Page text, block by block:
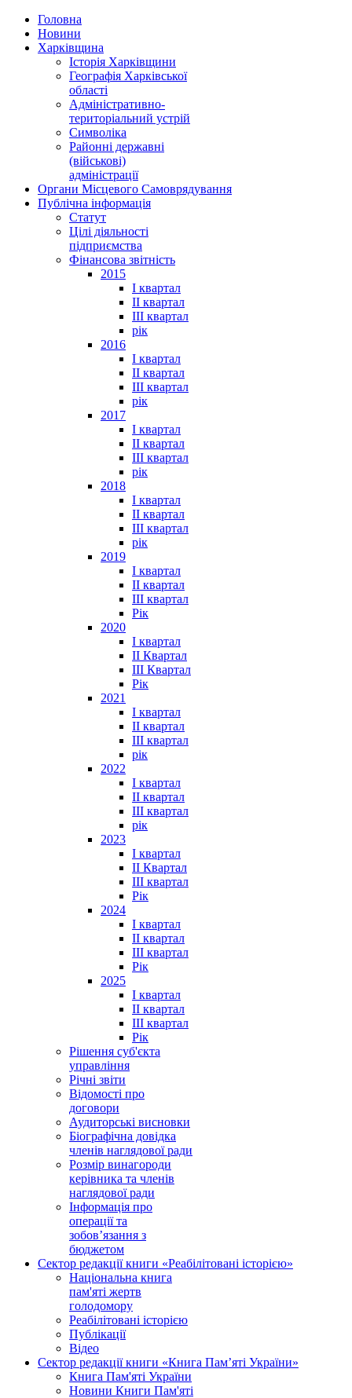
Головна
Новини
Харківщина
Історія Харківщини
Географія Харківської
області
Адміністративно-
територіальний устрій
Символіка
Районні державні
(військові)
адміністрації
Органи Місцевого Самоврядування
Публічна інформація
Статут
Цілі діяльності
підприємства
Фінансова звітність
2015
I квартал
II квартал
III квартал
рік
2016
I квартал
II квартал
III квартал
рік
2017
I квартал
II квартал
III квартал
рік
2018
I квартал
II квартал
III квартал
рік
2019
I квартал
II квартал
III квартал
Рік
2020
I квартал
II Квартал
III Квартал
Рік
2021
I квартал
II квартал
III квартал
рік
2022
I квартал
II квартал
ІІІ квартал
рік
2023
І квартал
ІІ Квартал
III квартал
Рік
2024
I квартал
II квартал
III квартал
Рік
2025
I квартал
II квартал
III квартал
Рік
Рішення суб'єкта
управління
Річні звіти
Відомості про
договори
Аудиторські висновки
Біографічна довідка
членів наглядової ради
Розмір винагороди
керівника та членів
наглядової ради
Інформація про
операції та
зобов’язання з
бюджетом
Сектор редакції книги «Реабілітовані історією»
Національна книга
пам'яті жертв
голодомору
Реабілітовані історією
Публікації
Відео
Сектор редакції книги «Книга Пам’яті України»
Книга Пам'яті України
Новини Книги Пам'яті